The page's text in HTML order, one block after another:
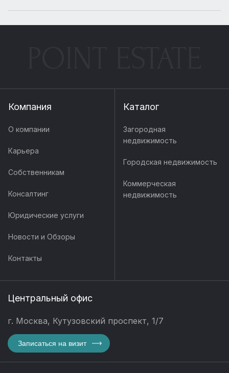
Компания
О компании
Карьера
Собственникам
Консалтинг
Юридические услуги
Новости и Обзоры
Контакты
Каталог
Загородная
недвижимость
Городская недвижимость
Коммерческая
недвижимость
Центральный офис
г. Москва, Кутузовский проспект, 1/7
Записаться на визит